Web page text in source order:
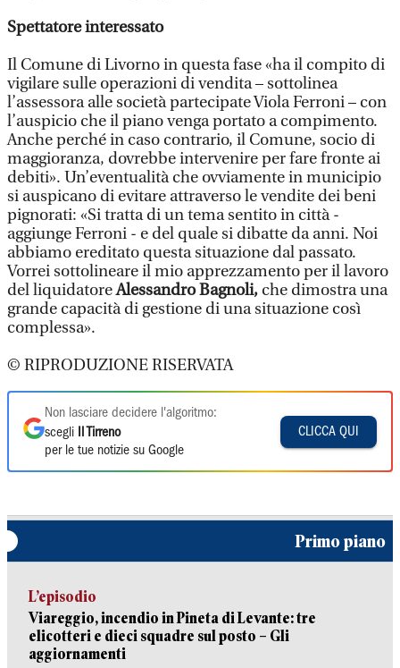
Spettatore interessato
Il Comune di Livorno in questa fase «ha il compito di
vigilare sulle operazioni di vendita – sottolinea
l’assessora alle società partecipate Viola Ferroni – con
l’auspicio che il piano venga portato a compimento.
Anche perché in caso contrario, il Comune, socio di
maggioranza, dovrebbe intervenire per fare fronte ai
debiti». Un’eventualità che ovviamente in municipio
si auspicano di evitare attraverso le vendite dei beni
pignorati: «Si tratta di un tema sentito in città -
aggiunge Ferroni - e del quale si dibatte da anni. Noi
abbiamo ereditato questa situazione dal passato.
Vorrei sottolineare il mio apprezzamento per il lavoro
del liquidatoreAlessandro Bagnoli, che dimostra una
grande capacità di gestione di una situazione così
complessa».
© RIPRODUZIONE RISERVATA
Non lasciare decidere l'algoritmo:
scegli
Il Tirreno
per le tue notizie su Google
CLICCA QUI
Primo piano
L’episodio
Viareggio, incendio in Pineta di Levante: tre
elicotteri e dieci squadre sul posto – Gli
aggiornamenti